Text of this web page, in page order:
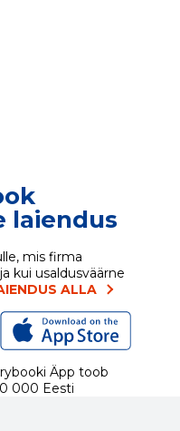
laiendus
mis firma
kui usaldusväärne
ALLA
Äpp toob
000 Eesti
ja